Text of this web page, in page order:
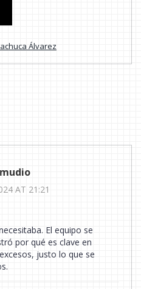
Álvarez
AT 21:21
El equipo se
por qué es clave en
justo lo que se